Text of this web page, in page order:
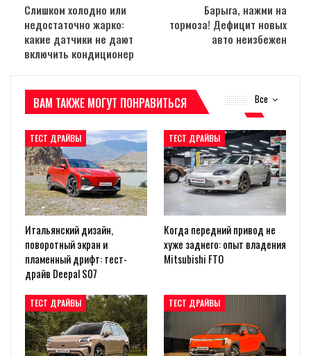
Слишком холодно или
недостаточно жарко:
какие датчики не дают
включить кондиционер
Барыга, нажми на
тормоза! Дефицит новых
авто неизбежен
Все
ВАМ ТАКЖЕ МОГУТ ПОНРАВИТЬСЯ
ТЕСТ ДРАЙВЫ
Итальянский дизайн,
поворотный экран и
пламенный дрифт: тест-
драйв Deepal S07
ТЕСТ ДРАЙВЫ
Когда передний привод не
хуже заднего: опыт владения
Mitsubishi FTO
ТЕСТ ДРАЙВЫ ТЕСТ ДРАЙВЫ